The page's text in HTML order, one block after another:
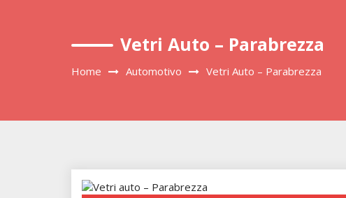
Vetri Auto – Parabrezza
Home Automotivo Vetri Auto – Parabrezza